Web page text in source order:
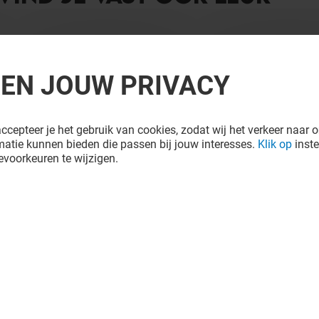
JOUW PRIVACY
je het gebruik van cookies, zodat wij het verkeer naar
kunnen bieden die passen bij jouw interesses. Klik op
te wijzigen.